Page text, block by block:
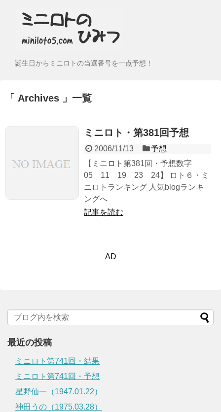
誕生日からミニロトの当選番号を一点予想！
Archives 一覧
ミニロト・第381回予想
2006/11/13
予想
【ミニロト第381回・予想数字
05 11 19 23 24】 ロト６・ミ
ニロトランキング 人気blogランキ
ングへ
記事を読む
AD
最近の投稿
ミニロト第741回・結果
ミニロト第741回・予想
星野仙一（1947.01.22）
神田うの（1975.03.28）